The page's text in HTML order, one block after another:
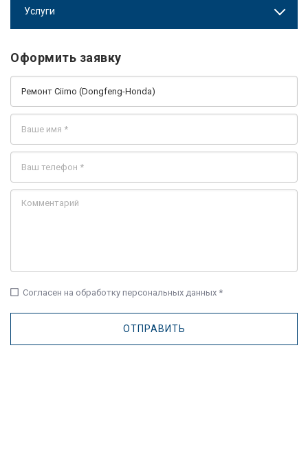
Услуги
Оформить заявку
check_box_outline_blank Согласен на обработку персональных данных *